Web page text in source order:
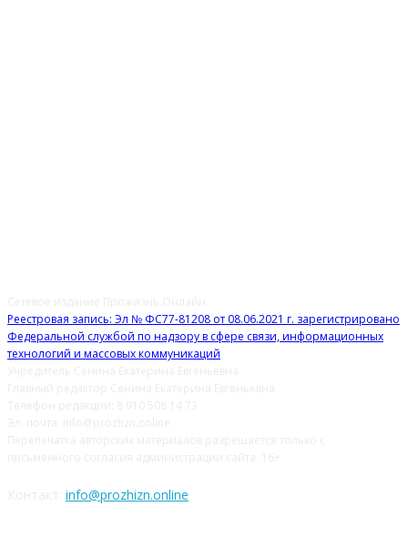
Реестровая запись: Эл № ФС77-81208 от 08.06.2021 г. зарегистрировано
Федеральной службой по надзору в сфере связи, информационных
технологий и массовых коммуникаций
info@prozhizn.online